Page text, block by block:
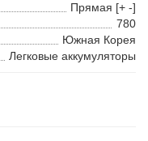
Прямая [+ -]
780
Южная Корея
Легковые аккумуляторы